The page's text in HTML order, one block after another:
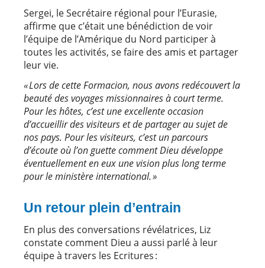
Sergei, le Secrétaire régional pour l’Eurasie,
affirme que c’était une bénédiction de voir
l’équipe de l’Amérique du Nord participer à
toutes les activités, se faire des amis et partager
leur vie.
« Lors de cette Formacion, nous avons redécouvert la
beauté des voyages missionnaires à court terme.
Pour les hôtes, c’est une excellente occasion
d’accueillir des visiteurs et de partager au sujet de
nos pays. Pour les visiteurs, c’est un parcours
d’écoute où l’on guette comment Dieu développe
éventuellement en eux une vision plus long terme
pour le ministère international. »
Un retour plein d’entrain
En plus des conversations révélatrices, Liz
constate comment Dieu a aussi parlé à leur
équipe à travers les Ecritures :